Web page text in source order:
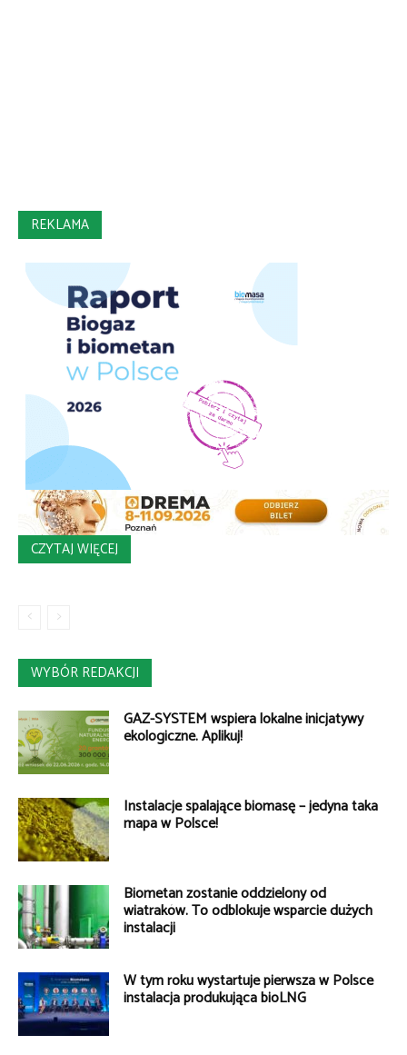
REKLAMA
CZYTAJ WIĘCEJ
WYBÓR REDAKCJI
GAZ-SYSTEM wspiera lokalne inicjatywy
ekologiczne. Aplikuj!
Instalacje spalające biomasę – jedyna taka
mapa w Polsce!
Biometan zostanie oddzielony od
wiatraków. To odblokuje wsparcie dużych
instalacji
W tym roku wystartuje pierwsza w Polsce
instalacja produkująca bioLNG